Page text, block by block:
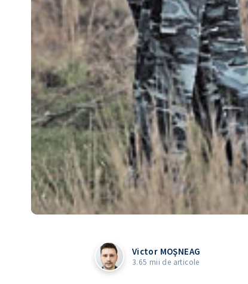
Victor MOŞNEAG
3.65 mii de articole